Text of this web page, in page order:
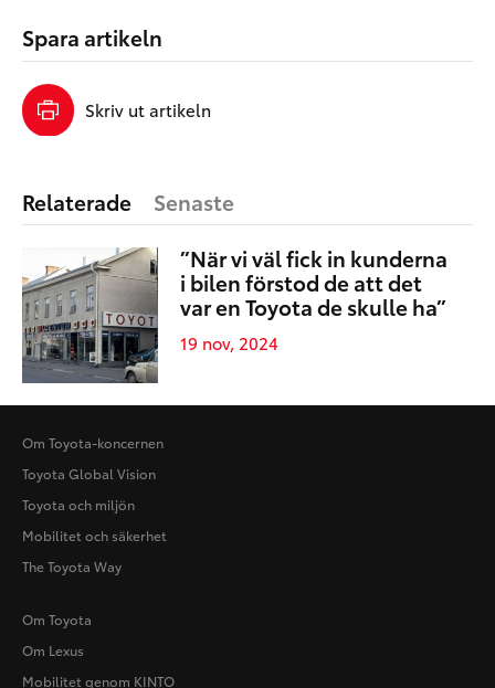
Spara artikeln
Skriv ut artikeln
Relaterade
Senaste
”När vi väl fick in kunderna
i bilen förstod de att det
var en Toyota de skulle ha”
19 nov, 2024
Om Toyota-koncernen
Toyota Global Vision
Toyota och miljön
Mobilitet och säkerhet
The Toyota Way
Om Toyota
Om Lexus
Mobilitet genom KINTO